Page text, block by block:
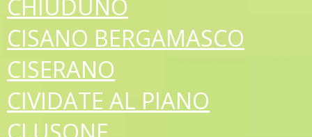
CHIUDUNO
CISANO BERGAMASCO
CISERANO
CIVIDATE AL PIANO